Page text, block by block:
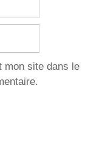
mon site dans le